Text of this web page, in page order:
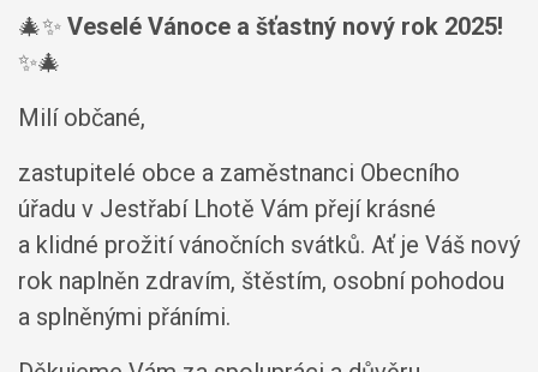
🎄✨ Veselé Vánoce a šťastný nový rok 2025!
✨🎄
Milí občané,
zastupitelé obce a zaměstnanci Obecního
úřadu v Jestřabí Lhotě Vám přejí krásné
a klidné prožití vánočních svátků. Ať je Váš nový
rok naplněn zdravím, štěstím, osobní pohodou
a splněnými přáními.